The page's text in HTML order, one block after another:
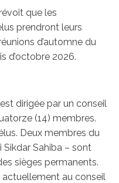
que les
prendront leurs
d’automne du
d’octobre 2026.
dirigée par un conseil
(14) membres.
Deux membres du
Sikdar Sahiba – sont
sièges permanents.
actuellement au conseil